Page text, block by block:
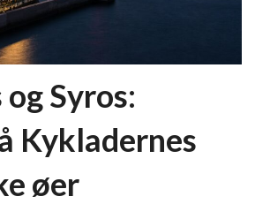
Syros:
Kykladernes
øer